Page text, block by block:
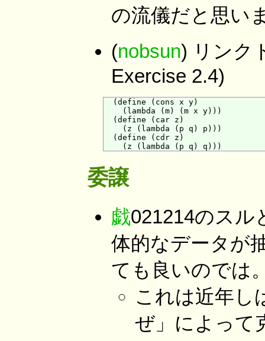
の流儀だと思い
(nobsun) リンク
Exercise 2.4)
  (define (cons x y)
    (lambda (m) (m x y)))
  (define (car z)
    (z (lambda (p q) p)))
  (define (cdr z)
委譲
戯021214のスル
体的なデータが
ても良いのでは
これは近年し
ぜ」によって